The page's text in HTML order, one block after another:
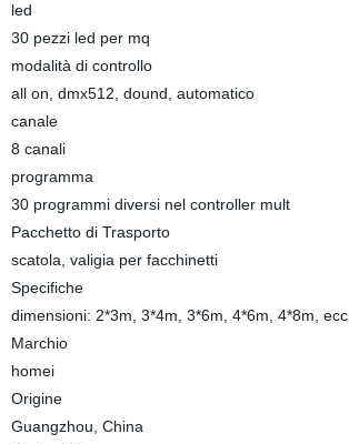
led
30 pezzi led per mq
modalità di controllo
all on, dmx512, dound, automatico
canale
8 canali
programma
30 programmi diversi nel controller mult
Pacchetto di Trasporto
scatola, valigia per facchinetti
Specifiche
dimensioni: 2*3m, 3*4m, 3*6m, 4*6m, 4*8m, ecc.
Marchio
homei
Origine
Guangzhou, China